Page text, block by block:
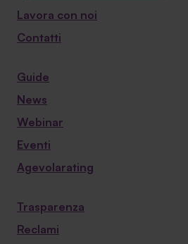
Lavora con noi
Contatti
Guide
News
Webinar
Eventi
Agevolarating
Trasparenza
Reclami